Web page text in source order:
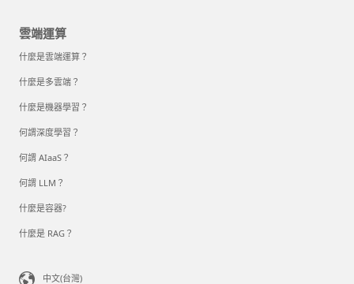
雲端運算
什麼是雲端運算？
什麼是多雲端？
什麼是機器學習？
何謂深度學習？
何謂 AIaaS？
何謂 LLM？
什麼是容器?
什麼是 RAG？
中文(台灣)